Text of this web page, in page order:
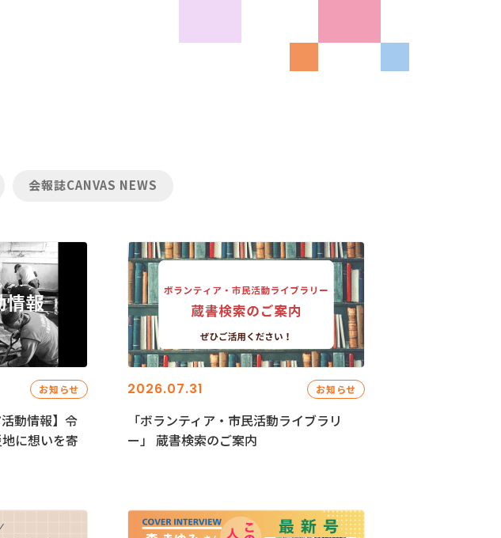
会報誌CANVAS NEWS
お知らせ
動情報】令
に想いを寄
2026.07.31 お知らせ
「ボランティア・市民活動ライブラリ
ー」 蔵書検索のご案内